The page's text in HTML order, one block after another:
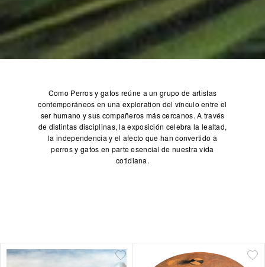
Como Perros y gatos reúne a un grupo de artistas
contemporáneos en una exploration del vínculo entre el
ser humano y sus compañeros más cercanos. A través
de distintas disciplinas, la exposición celebra la lealtad,
la independencia y el afecto que han convertido a
perros y gatos en parte esencial de nuestra vida
cotidiana.